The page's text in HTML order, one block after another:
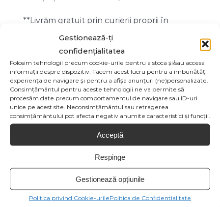
Gestionează-ți
confidențialitatea
Folosim tehnologii precum cookie-urile pentru a stoca și/sau accesa
informații despre dispozitiv. Facem acest lucru pentru a îmbunătăți
experiența de navigare și pentru a afișa anunțuri (ne)personalizate.
Consimțământul pentru aceste tehnologii ne va permite să
procesăm date precum comportamentul de navigare sau ID-uri
unice pe acest site. Neconsimțământul sau retragerea
consimțământului pot afecta negativ anumite caracteristici și funcții.
Acceptă
Respinge
Gestionează opțiunile
Politica privind Cookie-urilePolitica de Confidentialitate
**Livrăm gratuit prin curierii proprii în
București, pentru ca toate produsele sa
ajungă în perfectă stare la destinatar.
Share On
Tweet This
Pin This Product
Email This
Product